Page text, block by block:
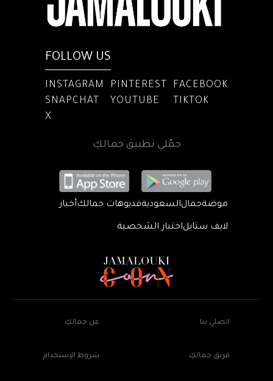
FOLLOW US
INSTAGRAM PINTEREST
FACEBOOK
SNAPCHAT
YOUTUBE
TIKTOK
X
حمّلي تطبيق جمالكِ
موضةجمالالسعوديةفديوهات جمالكأخبار
لايف ستايلاختبار الشخصية
اتصلي بنا عن جمالكِ
فريق جمالكِ شروط الإستخدام